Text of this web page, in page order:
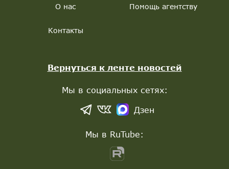
О нас Помощь агентству
Контакты
Вернуться к ленте новостей
Мы в социальных сетях:
Дзен
Мы в RuTube: